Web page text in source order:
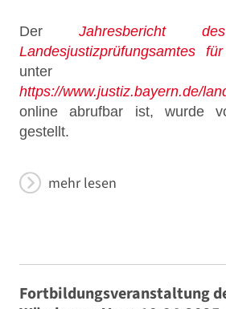
Der Jahresbericht
Landesjustizprüfungsamtes
unter
https://www.justiz.bayern.de/
online abrufbar ist, wurde
gestellt.
mehr lesen
Fortbildungsveranstaltung